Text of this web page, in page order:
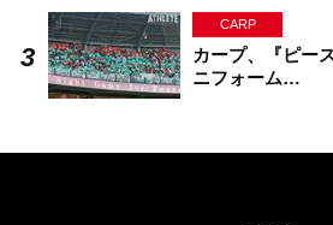
CARP
カープ、『ピー
ニフォーム…